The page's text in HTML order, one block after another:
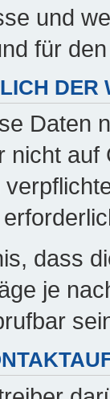
und
für
DER
Daten
nicht
dass
je